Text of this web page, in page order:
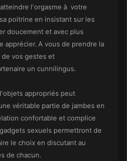
l'orgasme à votre
poitrine en insistant sur les
doucement et avec plus
apprécier. A vous de prendre la
vos gestes et
un cunnilingus.
appropriés peut
véritable partie de jambes en
confortable et complice
sexuels permettront de
le choix en discutant au
de chacun.